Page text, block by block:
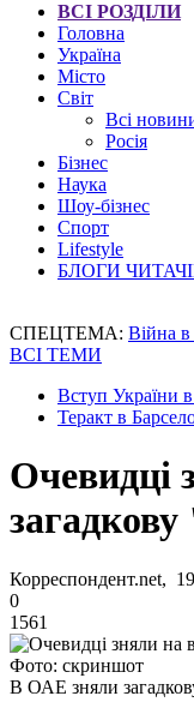
ВСІ РОЗДІЛИ
Головна
Україна
Місто
Світ
Всі
Росія
Бізнес
Наука
Шоу-бізнес
Спорт
Lifestyle
БЛОГИ
СПЕЦТЕМА: Війна в
ВСІ ТЕМИ
Вступ України
Теракт в
Очевидці
Корреспондент.net,
0
1561
Фото: скриншот
В ОАЕ зняли